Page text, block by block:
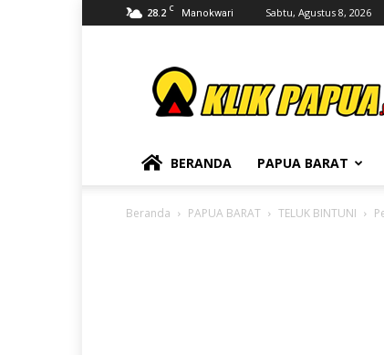
28.2 C Manokwari Sabtu, Agustus 8, 2026
BERANDA PAPUA BARAT
Beranda PAPUA BARAT TELUK BINTUNI